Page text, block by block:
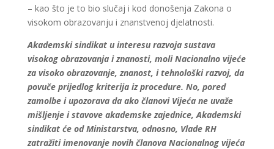
– kao što je to bio slučaj i kod donošenja Zakona o
visokom obrazovanju i znanstvenoj djelatnosti.
Akademski sindikat u interesu razvoja sustava
visokog obrazovanja i znanosti, moli Nacionalno vijeće
za visoko obrazovanje, znanost, i tehnološki razvoj, da
povuče prijedlog kriterija iz procedure. No, pored
zamolbe i upozorava da ako članovi Vijeća ne uvaže
mišljenje i stavove akademske zajednice, Akademski
sindikat će od Ministarstva, odnosno, Vlade RH
zatražiti imenovanje novih članova Nacionalnog vijeća